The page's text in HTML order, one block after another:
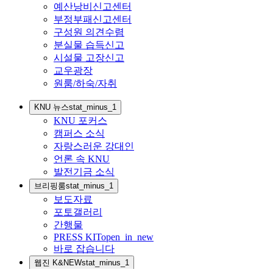
예산낭비신고센터
부정부패신고센터
구성원 의견수렴
분실물 습득신고
시설물 고장신고
교우광장
원룸/하숙/자취
KNU 뉴스stat_minus_1
KNU 포커스
캠퍼스 소식
자랑스러운 강대인
언론 속 KNU
발전기금 소식
브리핑룸stat_minus_1
보도자료
포토갤러리
간행물
PRESS KITopen_in_new
바로 잡습니다
웹진 K&NEWstat_minus_1